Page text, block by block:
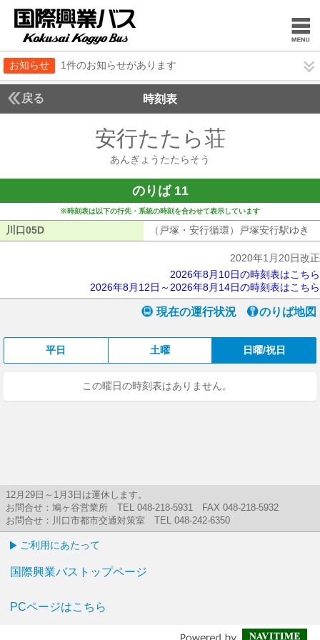
お知らせ 1件のお知らせがあります
戻る 時刻表
安行たたら荘
あんぎょうたたらそう
のりば 11
※時刻表は以下の行先・系統の時刻を合わせて表示しています
川口05D （戸塚・安行循環）戸塚安行駅ゆき
2020年1月20日改正
2026年8月10日の時刻表はこちら
2026年8月12日～2026年8月14日の時刻表はこちら
現在の運行状況 のりば地図
平日 土曜 日曜/祝日
この曜日の時刻表はありません。
12月29日～1月3日は運休します。
お問合せ：鳩ヶ谷営業所 TEL 048-218-5931 FAX 048-218-5932
お問合せ：川口市都市交通対策室 TEL 048-242-6350
ご利用にあたって
国際興業バストップページ
PCページはこちら